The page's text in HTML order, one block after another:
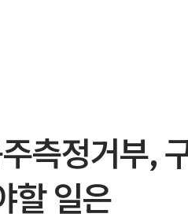
측정거부,
할 일은